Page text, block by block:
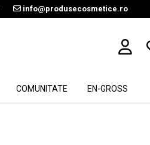
info@produsecosmetice.ro
COMUNITATE EN-GROSS